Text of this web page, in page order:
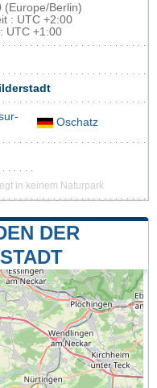
(Europe/Berlin)
: UTC +2:00
UTC +1:00
Oschatz
in keinem Naturpark
DER